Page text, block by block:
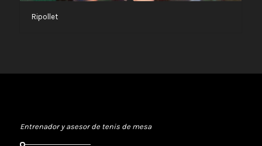
Ripollet
Entrenador y asesor de tenis de mesa